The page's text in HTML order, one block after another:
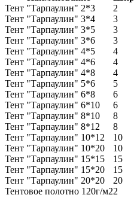
Тент "Тарпаулин" 2*3
2
Тент "Тарпаулин" 3*4
3
Тент "Тарпаулин" 3*5
3
Тент "Тарпаулин" 3*6
3
Тент "Тарпаулин" 4*5
4
Тент "Тарпаулин" 4*6
4
Тент "Тарпаулин" 4*8
4
Тент "Тарпаулин" 5*6
5
Тент "Тарпаулин" 6*8
6
Тент "Тарпаулин" 6*10
6
Тент "Тарпаулин" 8*10
8
Тент "Тарпаулин" 8*12
8
Тент "Тарпаулин" 10*12
10
Тент "Тарпаулин" 10*20
10
Тент "Тарпаулин" 15*15
15
Тент "Тарпаулин" 15*20
15
Тент "Тарпаулин" 20*20
20
Тентовое полотно 120г/м22